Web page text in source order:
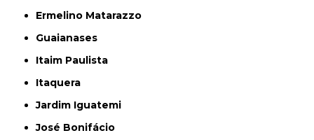
Ermelino Matarazzo
Guaianases
Itaim Paulista
Itaquera
Jardim Iguatemi
José Bonifácio